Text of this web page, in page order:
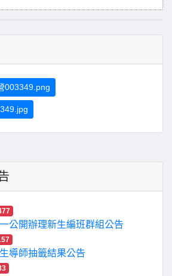
003349.png
公開辦理新生編班群組公告
導師抽籤結果公告